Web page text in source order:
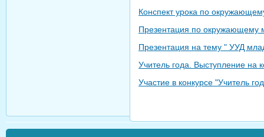
Конспект урока по
Презентация по окружающему
Презентация на тему " УУД
Учитель года. Выступление на
Участие в конкурсе "Учитель